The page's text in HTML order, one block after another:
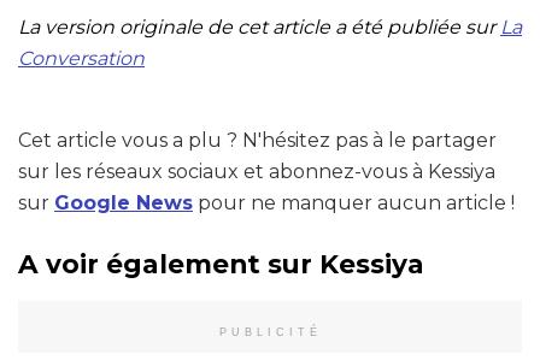
La version originale de cet article a été publiée sur La
Conversation
Cet article vous a plu ? N'hésitez pas à le partager
sur les réseaux sociaux et abonnez-vous à Kessiya
sur Google News pour ne manquer aucun article !
A voir également sur Kessiya
PUBLICITÉ